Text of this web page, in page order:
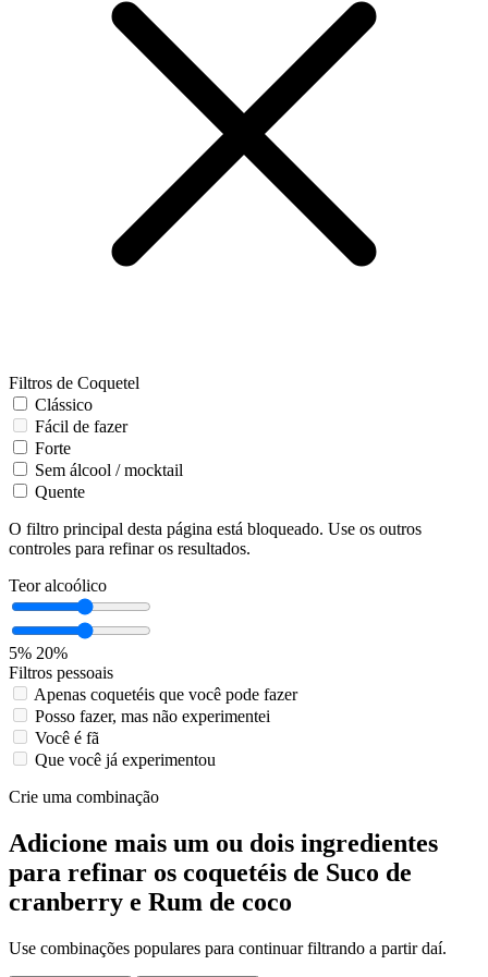
Filtros de Coquetel
Clássico
Fácil de fazer
Forte
Sem álcool / mocktail
Quente
O filtro principal desta página está bloqueado. Use os outros
controles para refinar os resultados.
Teor alcoólico
5% 20%
Filtros pessoais
Apenas coquetéis que você pode fazer
Posso fazer, mas não experimentei
Você é fã
Que você já experimentou
Crie uma combinação
Adicione mais um ou dois ingredientes
para refinar os coquetéis de Suco de
cranberry e Rum de coco
Use combinações populares para continuar filtrando a partir daí.